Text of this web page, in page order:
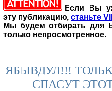
Если Вы
эту публикацию, станьте
Мы будем отбирать для
только непросмотренное.
ЯБЫВДУЛ!!!
СПАСУТ